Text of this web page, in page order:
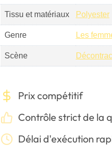
Tissu et matériaux Polyester
Genre Les
Scène
Prix compétitif
Contrôle strict de la
Délai d'exécution